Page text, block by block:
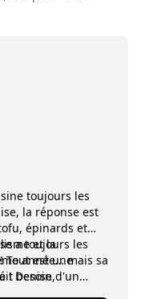
toujours les
la réponse est
épinards et
a toujours les
est une
! Denise,
et la
année… mais sa
besoin d'un